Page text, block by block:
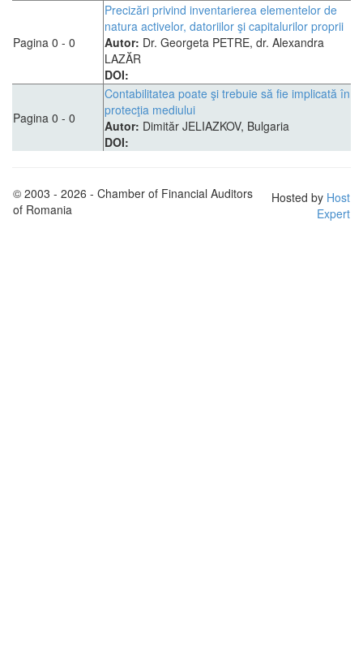
Pagina 0 - 0
Precizări privind inventarierea elementelor de
natura activelor, datoriilor şi capitalurilor proprii
Autor: Dr. Georgeta PETRE, dr. Alexandra
LAZĂR
DOI:
Pagina 0 - 0
Contabilitatea poate şi trebuie să fie implicată în
protecţia mediului
Autor: Dimităr JELIAZKOV, Bulgaria
DOI:
© 2003 - 2026 - Chamber of Financial Auditors
of Romania
Hosted by Host
Expert